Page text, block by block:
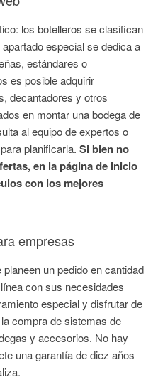
los botelleros se clasifican
especial se dedica a
estándares o
es posible adquirir
decantadores y otros
en montar una bodega de
al equipo de expertos o
para planificarla. Si bien no
en la página de inicio
con los mejores
empresas
un pedido en cantidad
con sus necesidades
especial y disfrutar de
compra de sistemas de
y accesorios. No hay
una garantía de diez años